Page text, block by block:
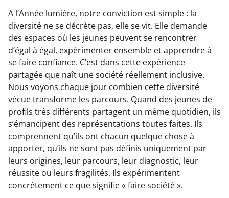
A l’Année lumière, notre conviction est simple : la
diversité ne se décrète pas, elle se vit. Elle demande
des espaces où les jeunes peuvent se rencontrer
d’égal à égal, expérimenter ensemble et apprendre à
se faire confiance. C’est dans cette expérience
partagée que naît une société réellement inclusive.
Nous voyons chaque jour combien cette diversité
vécue transforme les parcours. Quand des jeunes de
profils très différents partagent un même quotidien, ils
s’émancipent des représentations toutes faites. Ils
comprennent qu’ils ont chacun quelque chose à
apporter, qu’ils ne sont pas définis uniquement par
leurs origines, leur parcours, leur diagnostic, leur
réussite ou leurs fragilités. Ils expérimentent
concrètement ce que signifie « faire société ».